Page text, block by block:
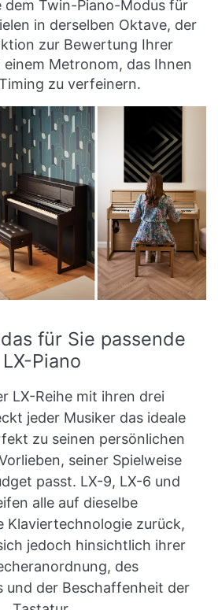
dem Twin-Piano-Modus für
in derselben Oktave, der
zur Bewertung Ihrer
Metronom, das Ihnen
zu verfeinern.
für Sie passende
LX-Piano
LX-Reihe mit ihren drei
jeder Musiker das ideale
zu seinen persönlichen
seiner Spielweise
passt. LX-9, LX-6 und
alle auf dieselbe
Klaviertechnologie zurück,
jedoch hinsichtlich ihrer
des
und der Beschaffenheit der